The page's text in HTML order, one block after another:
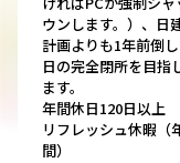
ウンします。）、日
計画よりも1年前倒
日の完全閉所を目指
ます。
年間休日120日以上
リフレッシュ休暇（
間）